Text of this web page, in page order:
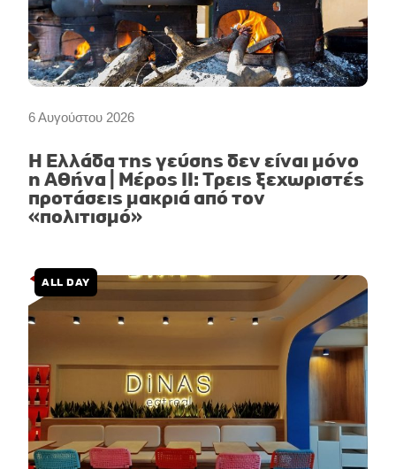
6 Αυγούστου 2026
Η Ελλάδα της γεύσης δεν είναι μόνο
η Αθήνα | Μέρος II: Τρεις ξεχωριστές
προτάσεις μακριά από τον
«πολιτισμό»
ALL DAY